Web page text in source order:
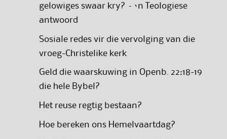
gelowiges swaar kry? – ‘n Teologiese
antwoord
Sosiale redes vir die vervolging van die
vroeg-Christelike kerk
Geld die waarskuwing in Openb. 22:18-19
die hele Bybel?
Het reuse regtig bestaan?
Hoe bereken ons Hemelvaartdag?